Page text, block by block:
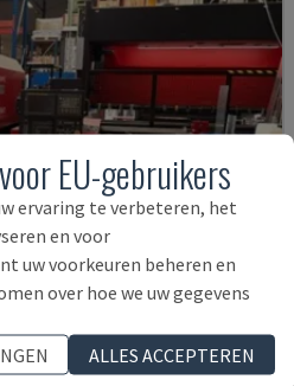
EU-gebruikers
ervaring te verbeteren, het
en voor
uw voorkeuren beheren en
over hoe we uw gegevens
ALLES ACCEPTEREN